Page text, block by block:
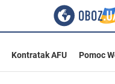
Kontratak AFU Pomoc